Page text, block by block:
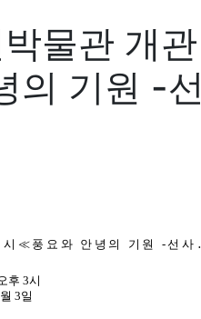
물관 개
의 기원 -
시≪풍요와 안녕의 기원 -선
후 3시
3일